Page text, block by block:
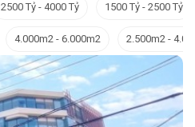
2500 Tỷ - 4000 Tỷ 1500 Tỷ - 2500 Tỷ
4.000m2 - 6.000m2 2.500m2 -